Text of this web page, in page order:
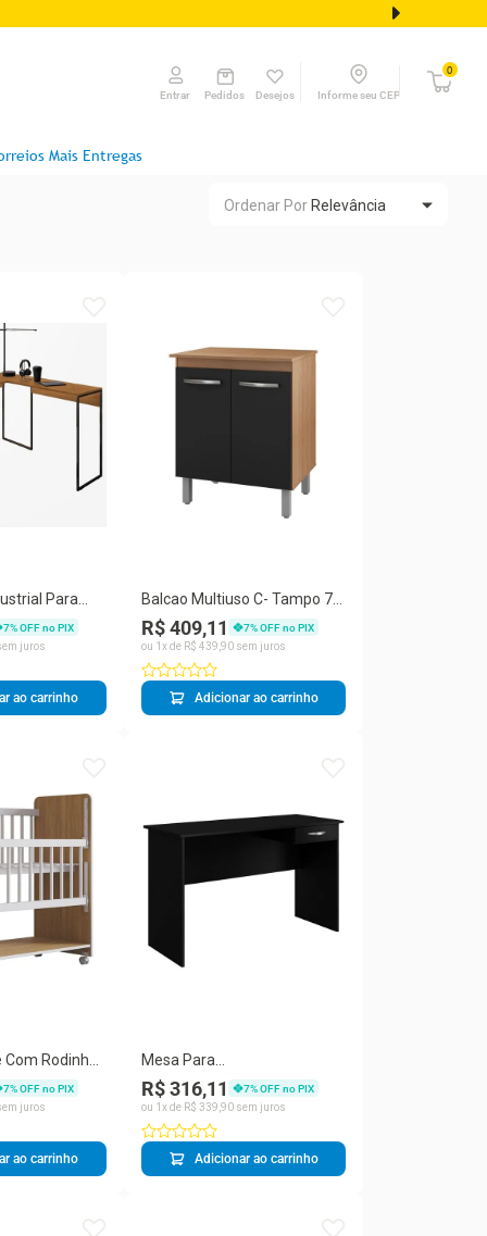
Entrar Pedidos Desejos Informe seu CEP
0
Mais Entregas
Ordenar Por Relevância
Para
Office
7% OFF no PIX
juros
ao carrinho
Balcao Multiuso C- Tampo 70
Cm 2p Serena Mobbs Savana
Preto
R$ 409,11 7% OFF no PIX
ou 1 x de R$ 439 90sem juros
Adicionar ao carrinho
Rodinhas
Jasmin
7% OFF no PIX
juros
ao carrinho
Mesa Para
Computadornotebook 1
Gaveta Mali Preto
R$ 316,11 7% OFF no PIX
ou 1 x de R$ 339 90sem juros
Adicionar ao carrinho